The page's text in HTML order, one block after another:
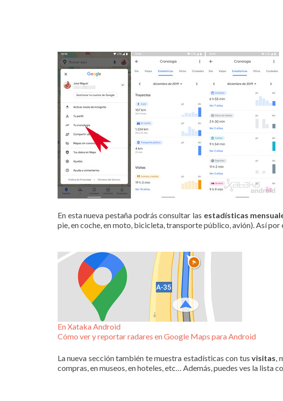
En esta nueva pestaña podrás consultar las estadísticas
pie, en coche, en moto, bicicleta, transporte público, avión). Así
En Xataka Android
Cómo ver y reportar radares en Google Maps para Android
La nueva sección también te muestra estadísticas con tusvisitas,
compras, en museos, en hoteles, etc… Además, puedes ves la lista